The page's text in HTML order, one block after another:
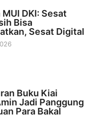
DKI: Sesat
Bisa
Sesat Digital
Buku Kiai
Jadi Panggung
Para Bakal